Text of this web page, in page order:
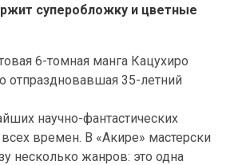
суперобложку и цветные
6-томная манга Кацухиро
отпраздновавшая 35-летний
научно-фантастических
времен. В «Акире» мастерски
несколько жанров: это одна